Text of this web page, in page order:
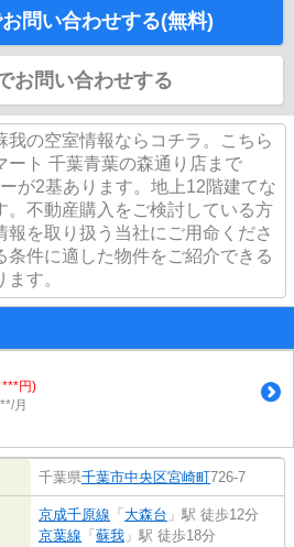
問い合わせする(無料)
お問い合わせする
我の空室情報ならコチラ。こちら
ート 千葉青葉の森通り店まで
が2基あります。地上12階建てな
。不動産購入をご検討している方
報を取り扱う当社にご用命くださ
条件に適した物件をご紹介できる
す。
***円)
月
千葉県千葉市中央区宮崎町726-7
京成千原線 「 大森台 」駅 徒歩12分
京葉線 「 蘇我 」駅 徒歩18分